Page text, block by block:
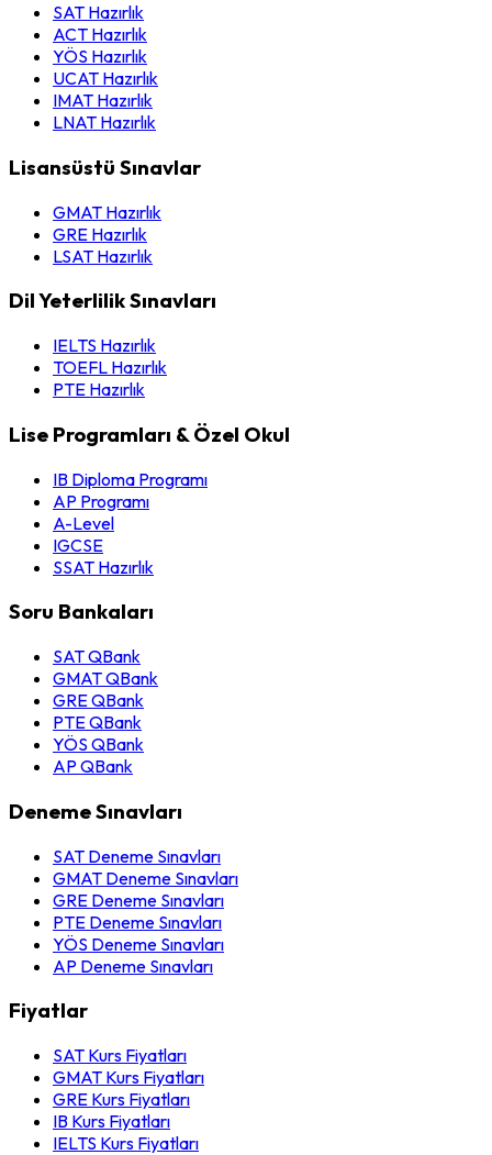
SAT Hazırlık
ACT Hazırlık
YÖS Hazırlık
UCAT Hazırlık
IMAT Hazırlık
LNAT Hazırlık
Lisansüstü Sınavlar
GMAT Hazırlık
GRE Hazırlık
LSAT Hazırlık
Dil Yeterlilik Sınavları
IELTS Hazırlık
TOEFL Hazırlık
PTE Hazırlık
Lise Programları & Özel Okul
IB Diploma Programı
AP Programı
A-Level
IGCSE
SSAT Hazırlık
Soru Bankaları
SAT QBank
GMAT QBank
GRE QBank
PTE QBank
YÖS QBank
AP QBank
Deneme Sınavları
SAT Deneme Sınavları
GMAT Deneme Sınavları
GRE Deneme Sınavları
PTE Deneme Sınavları
YÖS Deneme Sınavları
AP Deneme Sınavları
Fiyatlar
SAT Kurs Fiyatları
GMAT Kurs Fiyatları
GRE Kurs Fiyatları
IB Kurs Fiyatları
IELTS Kurs Fiyatları